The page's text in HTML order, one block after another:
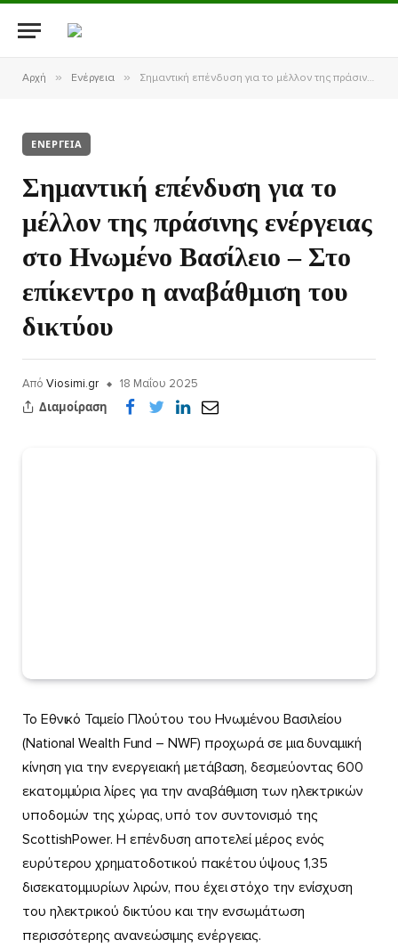
Αρχή » Ενέργεια » Σημαντική επένδυση για το μέλλον της πράσινης ενέργειας στο Ηνωμένο Βασίλειο – Στο επίκεντρο η αναβάθμιση του δικτύου
ΕΝΈΡΓΕΙΑ
Σημαντική επένδυση για το
μέλλον της πράσινης ενέργειας
στο Ηνωμένο Βασίλειο – Στο
επίκεντρο η αναβάθμιση του
δικτύου
Από Viosimi.gr
18 Μαΐου 2025
Διαμοίραση
Το Εθνικό Ταμείο Πλούτου του Ηνωμένου Βασιλείου
(National Wealth Fund – NWF) προχωρά σε μια δυναμική
κίνηση για την ενεργειακή μετάβαση, δεσμεύοντας 600
εκατομμύρια λίρες για την αναβάθμιση των ηλεκτρικών
υποδομών της χώρας, υπό τον συντονισμό της
ScottishPower. Η επένδυση αποτελεί μέρος ενός
ευρύτερου χρηματοδοτικού πακέτου ύψους 1,35
δισεκατομμυρίων λιρών, που έχει στόχο την ενίσχυση
του ηλεκτρικού δικτύου και την ενσωμάτωση
περισσότερης ανανεώσιμης ενέργειας.